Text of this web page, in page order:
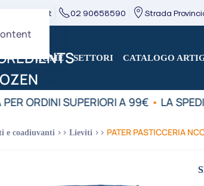
02 90658590 Strada
HOME SETTORI CATALOGO
ORDINI SUPERIORI A 99€• LA
e coadiuvanti Lieviti PATER PASTICCERIA